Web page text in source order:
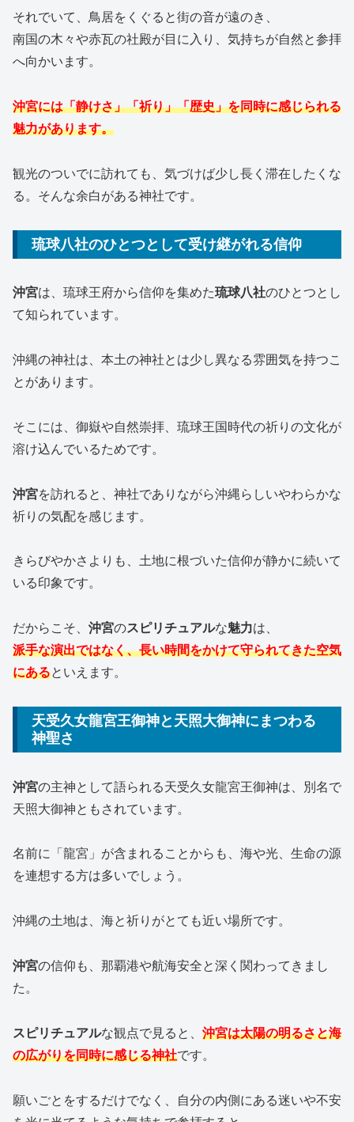
それでいて、鳥居をくぐると街の音が遠のき、
南国の木々や赤瓦の社殿が目に入り、気持ちが自然と参拝
へ向かいます。
沖宮には「静けさ」「祈り」「歴史」を同時に感じられる
魅力があります。
観光のついでに訪れても、気づけば少し長く滞在したくな
る。そんな余白がある神社です。
琉球八社のひとつとして受け継がれる信仰
沖宮は、琉球王府から信仰を集めた琉球八社のひとつとし
て知られています。
沖縄の神社は、本土の神社とは少し異なる雰囲気を持つこ
とがあります。
そこには、御嶽や自然崇拝、琉球王国時代の祈りの文化が
溶け込んでいるためです。
沖宮を訪れると、神社でありながら沖縄らしいやわらかな
祈りの気配を感じます。
きらびやかさよりも、土地に根づいた信仰が静かに続いて
いる印象です。
だからこそ、 沖宮のスピリチュアルな魅力は、
派手な演出ではなく、長い時間をかけて守られてきた空気
にあるといえます。
天受久女龍宮王御神と天照大御神にまつわる
神聖さ
沖宮の主神として語られる天受久女龍宮王御神は、別名で
天照大御神ともされています。
名前に「龍宮」が含まれることからも、海や光、生命の源
を連想する方は多いでしょう。
沖縄の土地は、海と祈りがとても近い場所です。
沖宮の信仰も、那覇港や航海安全と深く関わってきまし
た。
スピリチュアルな観点で見ると、 沖宮は太陽の明るさと海
の広がりを同時に感じる神社です。
願いごとをするだけでなく、自分の内側にある迷いや不安